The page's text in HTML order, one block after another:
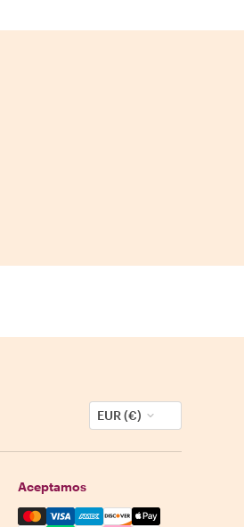
EUR (€)
Aceptamos
Mastercard, Visa, Amex,